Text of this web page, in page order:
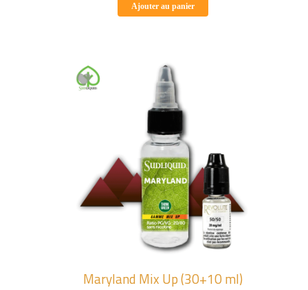
Ajouter au panier
Maryland Mix Up (30+10 ml)